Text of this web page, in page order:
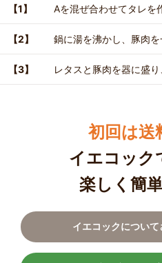
【1】 Aを混ぜ合わせてタレを
【2】 鍋に湯を沸かし、豚肉
【3】 レタスと豚肉を器に盛
初回は送
イエコック
楽しく簡
イエコックについ